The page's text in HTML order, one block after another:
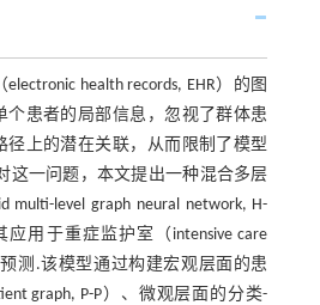
health records, EHR）的图
个患者的局部信息，忽视了群体患
径上的潜在关联，从而限制了模型
这一问题，本文提出一种混合多层
level graph neural network, H-
应用于重症监护室（intensive care
测.该模型通过构建宏观层面的患
graph, P-P）、微观层面的分类-